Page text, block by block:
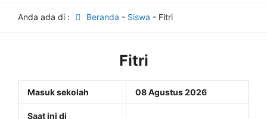
Anda ada di : Beranda - Siswa - Fitri
Fitri
Masuk sekolah 08 Agustus 2026
Saat ini di